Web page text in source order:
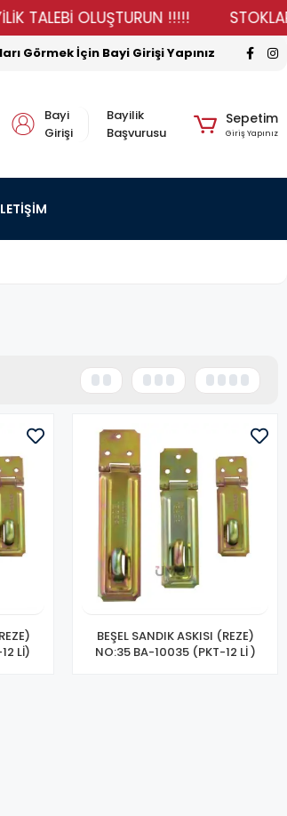
OLUŞTURUN !!!!! STOKLARIMIZ
Görmek İçin Bayi Girişi Yapınız
Bayi
Girişi
Bayilik
Başvurusu
Sepetim
Giriş Yapınız
Lİ)
BEŞEL SANDIK ASKISI (REZE)
NO:35 BA-10035 (PKT-12 Lİ )